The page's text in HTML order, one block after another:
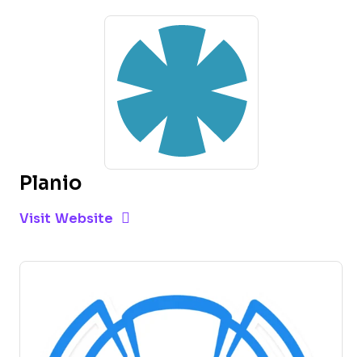
Planio
Visit Website Opens New Window